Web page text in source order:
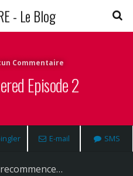
- Le Blog
Commentaire
Episode 2
E-mail SMS